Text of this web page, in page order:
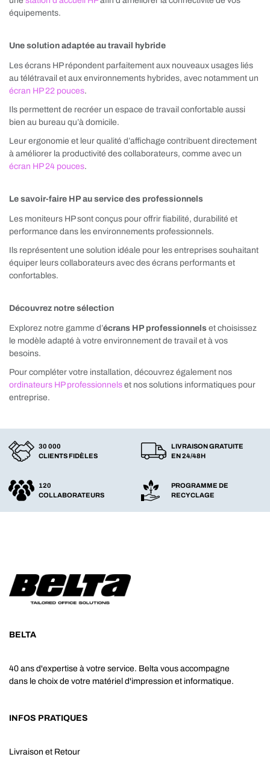
équipements.
Une solution adaptée au travail hybride
Les écrans HP répondent parfaitement aux nouveaux usages liés
au télétravail et aux environnements hybrides, avec notamment un
écran HP 22 pouces.
Ils permettent de recréer un espace de travail confortable aussi
bien au bureau qu’à domicile.
Leur ergonomie et leur qualité d’affichage contribuent directement
à améliorer la productivité des collaborateurs, comme avec un
écran HP 24 pouces.
Le savoir-faire HP au service des professionnels
Les moniteurs HP sont conçus pour offrir fiabilité, durabilité et
performance dans les environnements professionnels.
Ils représentent une solution idéale pour les entreprises souhaitant
équiper leurs collaborateurs avec des écrans performants et
confortables.
Découvrez notre sélection
Explorez notre gamme d’écrans HP professionnels et choisissez
le modèle adapté à votre environnement de travail et à vos
besoins.
Pour compléter votre installation, découvrez également nos
ordinateurs HP professionnels et nos solutions informatiques pour
entreprise.
30 000
CLIENTS FIDÈLES
LIVRAISON GRATUITE
EN 24/48H
120
COLLABORATEURS
PROGRAMME DE
RECYCLAGE
BELTA
40 ans d'expertise à votre service. Belta vous accompagne
dans le choix de votre matériel d'impression et informatique.
INFOS PRATIQUES
Livraison et Retour